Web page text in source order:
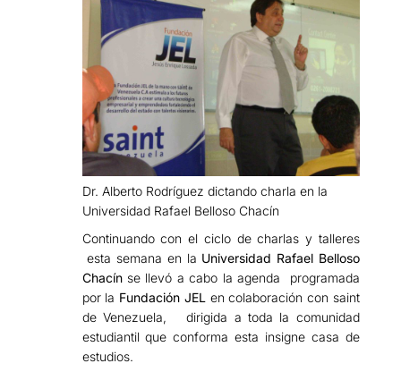
Dr. Alberto Rodríguez dictando charla en la
Universidad Rafael Belloso Chacín
Continuando con el ciclo de charlas y talleres
esta semana en la Universidad Rafael Belloso
Chacínse llevó a cabo la agenda programada
por la Fundación JEL en colaboración con saint
de Venezuela, dirigida a toda la comunidad
estudiantil que conforma esta insigne casa de
estudios.